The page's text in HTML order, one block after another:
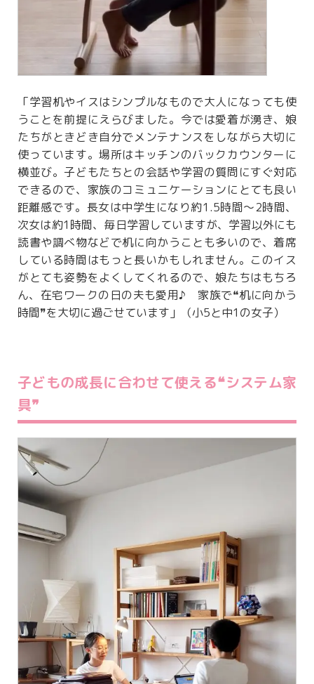
「学習机やイスはシンプルなもので大人になっても使
うことを前提にえらびました。今では愛着が湧き、娘
たちがときどき自分でメンテナンスをしながら大切に
使っています。場所はキッチンのバックカウンターに
横並び。子どもたちとの会話や学習の質問にすぐ対応
できるので、家族のコミュニケーションにとても良い
距離感です。長女は中学生になり約1.5時間～2時間、
次女は約1時間、毎日学習していますが、学習以外にも
読書や調べ物などで机に向かうことも多いので、着席
している時間はもっと長いかもしれません。このイス
がとても姿勢をよくしてくれるので、娘たちはもちろ
ん、在宅ワークの日の夫も愛用♪ 家族で❝机に向かう
時間❞を大切に過ごせています」（小5と中1の女子）
子どもの成長に合わせて使える❝システム家
具❞